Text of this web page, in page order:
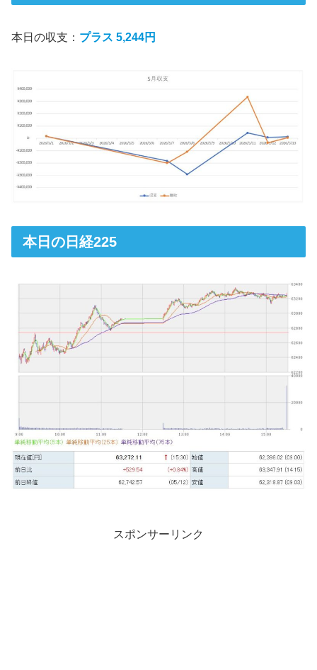
本日の収支： プラス 5,244円
本日の日経225
スポンサーリンク